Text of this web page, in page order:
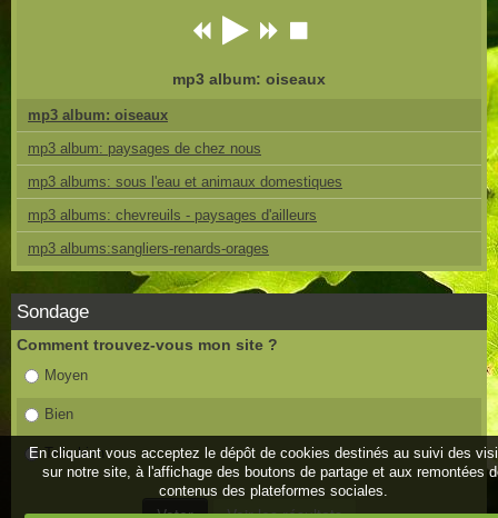
mp3 album: oiseaux
mp3 album: oiseaux
mp3 album: paysages de chez nous
mp3 albums: sous l'eau et animaux domestiques
mp3 albums: chevreuils - paysages d'ailleurs
mp3 albums:sangliers-renards-orages
Sondage
Comment trouvez-vous mon site ?
Moyen
Bien
Très bien
En cliquant vous acceptez le dépôt de cookies destinés au suivi des
sur notre site, à l'affichage des boutons de partage et aux remontées
contenus des plateformes sociales.